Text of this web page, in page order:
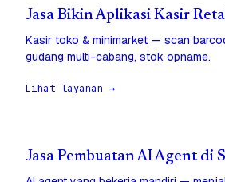
Jasa Bikin Aplikasi Kasir
Kasir toko & minimarket — scan
gudang multi-cabang, stok opname.
Lihat layanan →
Jasa Pembuatan AI Agent di